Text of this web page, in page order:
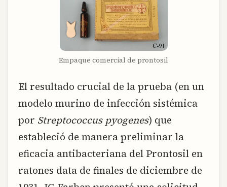
Empaque comercial de prontosil
El resultado crucial de la prueba (en un
modelo murino de infección sistémica
por Streptococcus pyogenes) que
estableció de manera preliminar la
eficacia antibacteriana del Prontosil en
ratones data de finales de diciembre de